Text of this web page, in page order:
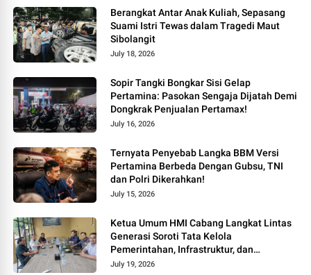
Berangkat Antar Anak Kuliah, Sepasang
Suami Istri Tewas dalam Tragedi Maut
Sibolangit
July 18, 2026
Sopir Tangki Bongkar Sisi Gelap
Pertamina: Pasokan Sengaja Dijatah Demi
Dongkrak Penjualan Pertamax!
July 16, 2026
Ternyata Penyebab Langka BBM Versi
Pertamina Berbeda Dengan Gubsu, TNI
dan Polri Dikerahkan!
July 15, 2026
Ketua Umum HMI Cabang Langkat Lintas
Generasi Soroti Tata Kelola
Pemerintahan, Infrastruktur, dan
Kelangkaan BBM
July 19, 2026